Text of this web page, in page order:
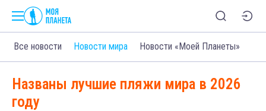
Все новости Новости мира Новости «Моей Планеты»
Названы лучшие пляжи мира в 2026
году